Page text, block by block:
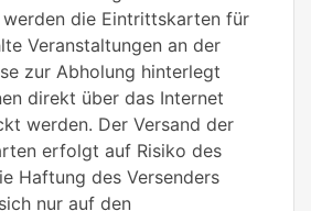
die Eintrittskarten für
Veranstaltungen an der
zur Abholung hinterlegt
direkt über das Internet
werden. Der Versand der
erfolgt auf Risiko des
Haftung des Versenders
nur auf den